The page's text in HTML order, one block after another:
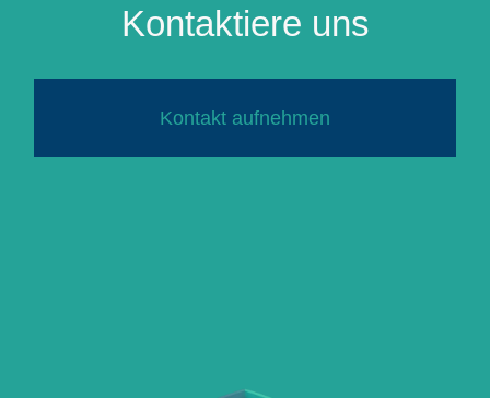
Kontaktiere uns
Kontakt aufnehmen